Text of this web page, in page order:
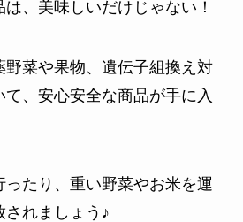
、美味しいだけじゃない！
野菜や果物、遺伝子組換え対
、安心安全な商品が手に入
ったり、重い野菜やお米を運
れましょう♪